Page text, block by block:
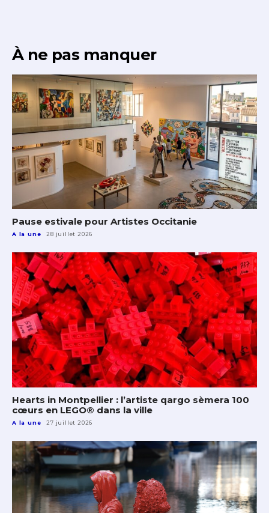
À ne pas manquer
Pause estivale pour Artistes Occitanie
A la une 28 juillet 2026
Hearts in Montpellier : l’artiste qargo sèmera 100
cœurs en LEGO® dans la ville
A la une 27 juillet 2026